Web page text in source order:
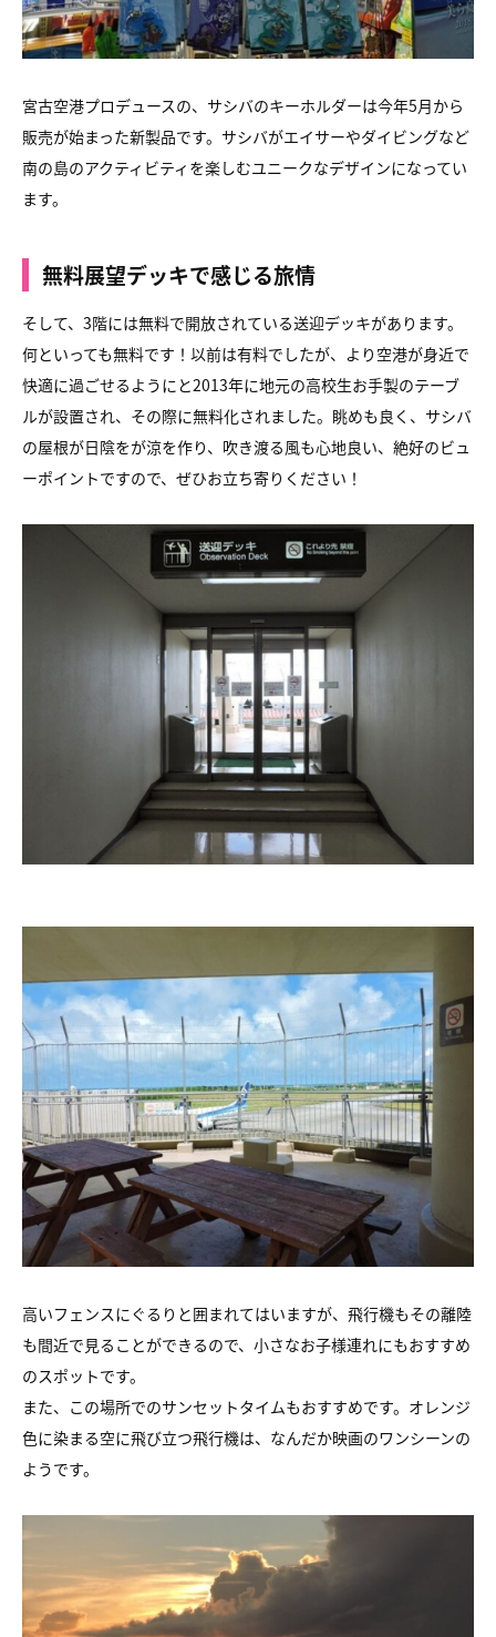
宮古空港プロデュースの、サシバのキーホルダーは今年5月から
販売が始まった新製品です。サシバがエイサーやダイビングなど
南の島のアクティビティを楽しむユニークなデザインになってい
ます。
無料展望デッキで感じる旅情
そして、3階には無料で開放されている送迎デッキがあります。
何といっても無料です！以前は有料でしたが、より空港が身近で
快適に過ごせるようにと2013年に地元の高校生お手製のテーブ
ルが設置され、その際に無料化されました。眺めも良く、サシバ
の屋根が日陰をが涼を作り、吹き渡る風も心地良い、絶好のビュ
ーポイントですので、ぜひお立ち寄りください！
高いフェンスにぐるりと囲まれてはいますが、飛行機もその離陸
も間近で見ることができるので、小さなお子様連れにもおすすめ
のスポットです。
また、この場所でのサンセットタイムもおすすめです。オレンジ
色に染まる空に飛び立つ飛行機は、なんだか映画のワンシーンの
ようです。